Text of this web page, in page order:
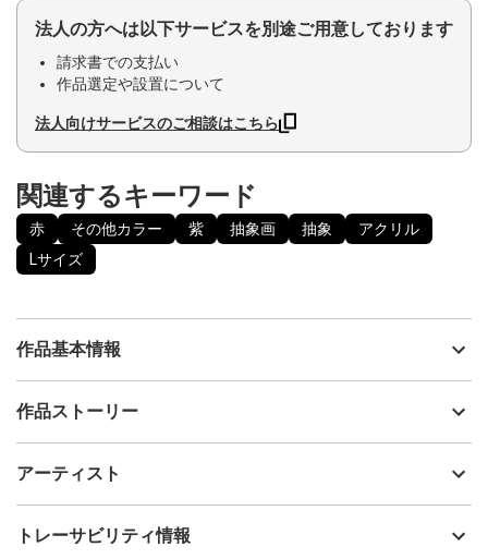
法人の方へは以下サービスを別途ご用意しております
請求書での支払い
作品選定や設置について
法人向けサービスのご相談はこちら
関連するキーワード
赤 その他カラー 紫 抽象画 抽象
アクリル
Lサイズ
作品基本情報
出品者
制作年
アクリル
作品ストーリー
アーティスト
HIDEKI
トレーサビリティ情報